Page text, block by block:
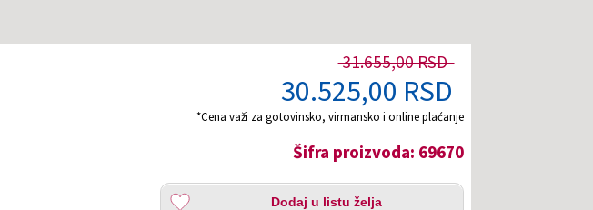
31.655,00 RSD
30.525,00 RSD
*Cena važi za gotovinsko, virmansko i online plaćanje
Šifra proizvoda: 69670
Dodaj
Dodaj u listu želja